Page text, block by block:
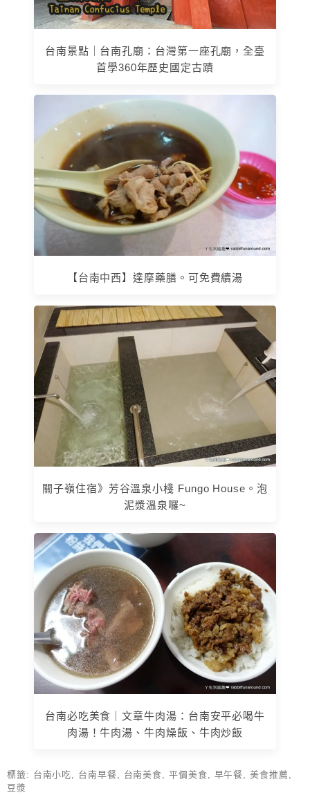
台南景點｜台南孔廟：台灣第一座孔廟，全臺
首學360年歷史國定古蹟
【台南中西】達摩藥膳。可免費續湯
關子嶺住宿》芳谷溫泉小棧 Fungo House。泡
泥漿溫泉囉~
台南必吃美食｜文章牛肉湯：台南安平必喝牛
肉湯！牛肉湯、牛肉燥飯、牛肉炒飯
標籤: 台南小吃 台南早餐 台南美食 ,平價美食 早午餐 ,美食推薦
豆漿